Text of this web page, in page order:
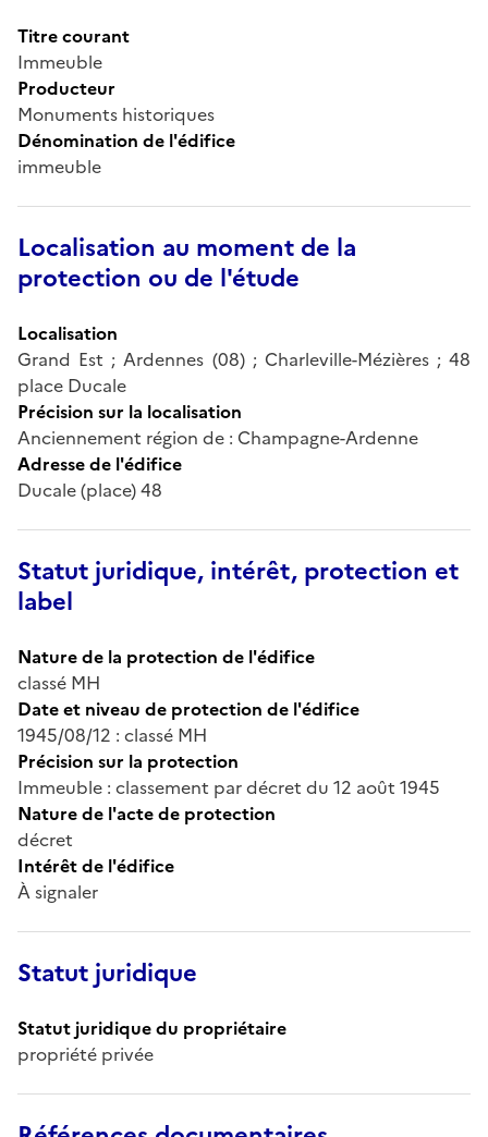
Titre courant
Immeuble
Producteur
Monuments historiques
Dénomination de l'édifice
immeuble
Localisation au moment de la
protection ou de l'étude
Localisation
Grand Est ; Ardennes (08) ; Charleville-Mézières ; 48
place Ducale
Précision sur la localisation
Anciennement région de : Champagne-Ardenne
Adresse de l'édifice
Ducale (place) 48
Statut juridique, intérêt, protection et
label
Nature de la protection de l'édifice
classé MH
Date et niveau de protection de l'édifice
1945/08/12 : classé MH
Précision sur la protection
Immeuble : classement par décret du 12 août 1945
Nature de l'acte de protection
décret
Intérêt de l'édifice
À signaler
Statut juridique
Statut juridique du propriétaire
propriété privée